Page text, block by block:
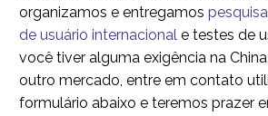
organizamos e entregamos
de usuário internacional e testes de
você tiver alguma exigência na
outro mercado, entre em contato
formulário abaixo e teremos prazer